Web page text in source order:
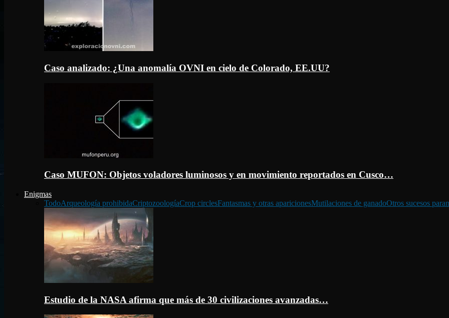
Caso analizado: ¿Una anomalía OVNI en cielo de Colorado, EE.UU?
Caso MUFON: Objetos voladores luminosos y en movimiento reportados en Cusco…
Enigmas
TodoArqueología prohibidaCriptozoologíaCrop circlesFantasmas y otras aparicionesMutilaciones de ganadoOtros sucesos
Estudio de la NASA afirma que más de 30 civilizaciones avanzadas…